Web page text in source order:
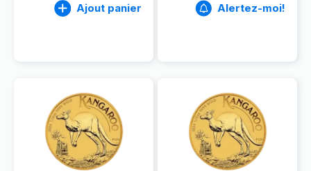
Ajout panier Alertez-moi!